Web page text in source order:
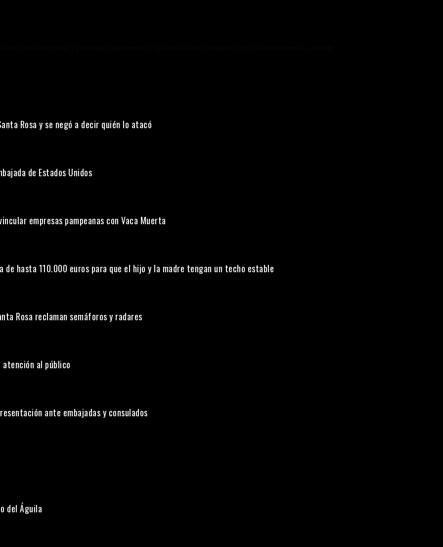
Rosa y se negó a decir quién lo atacó
de Estados Unidos
empresas pampeanas con Vaca Muerta
de hasta 110.000 euros para que el hijo y la madre tengan un techo estable
Rosa reclaman semáforos y radares
atención al público
ante embajadas y consulados
del Águila